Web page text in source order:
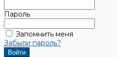
Пароль
Запомнить меня
Забыли пароль?